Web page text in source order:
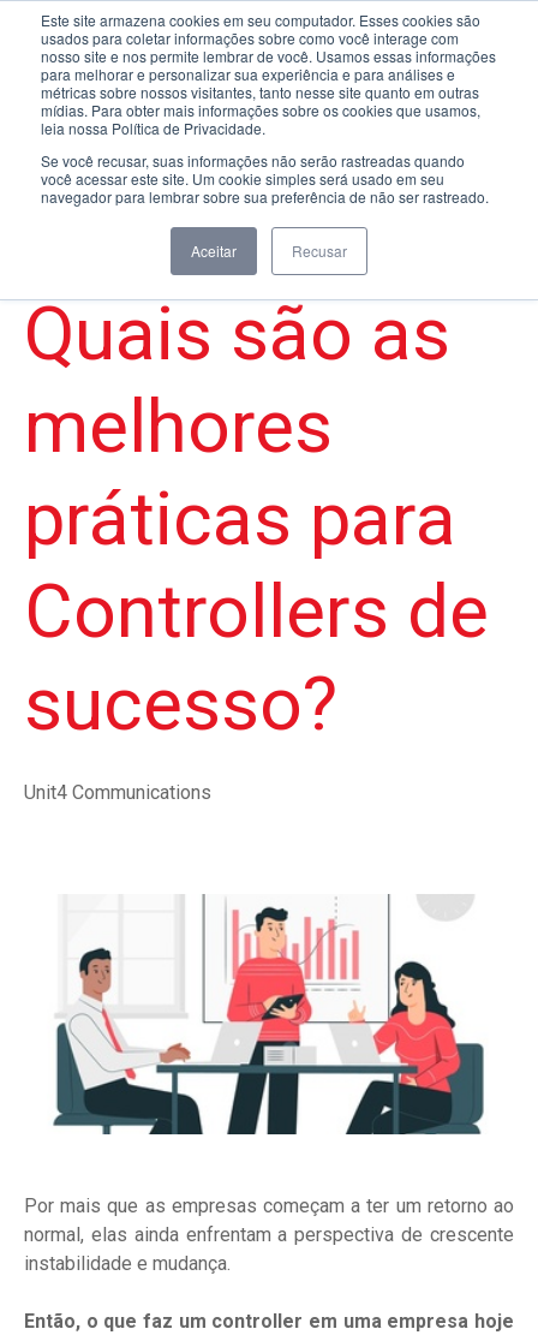
Este site armazena cookies em seu computador. Esses cookies são
usados para coletar informações sobre como você interage com
nosso site e nos permite lembrar de você. Usamos essas informações
para melhorar e personalizar sua experiência e para análises e
métricas sobre nossos visitantes, tanto nesse site quanto em outras
mídias. Para obter mais informações sobre os cookies que usamos,
leia nossa Política de Privacidade.
Se você recusar, suas informações não serão rastreadas quando
você acessar este site. Um cookie simples será usado em seu
navegador para lembrar sobre sua preferência de não ser rastreado.
Aceitar Recusar
financeiro
planejamento
Quais são as
melhores
práticas para
Controllers de
sucesso?
Unit4 Communications
Por mais que as empresas começam a ter um retorno ao
normal, elas ainda enfrentam a perspectiva de crescente
instabilidade e mudança.
Então, o que faz um controller em uma empresa hoje